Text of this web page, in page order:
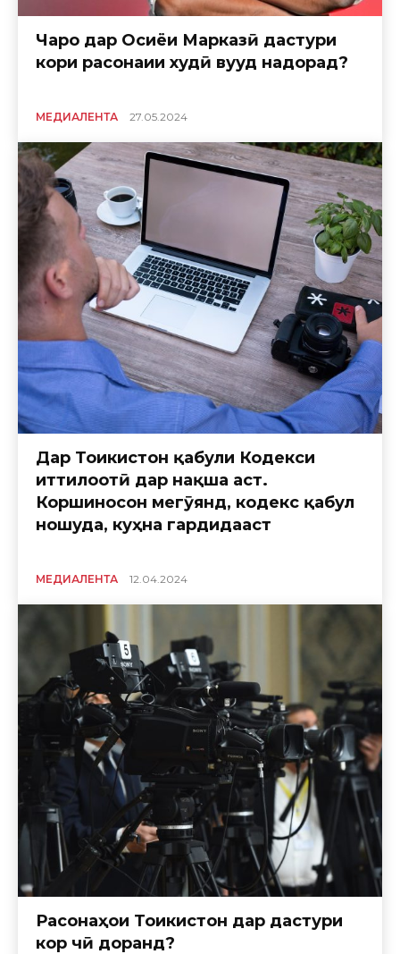
Чаро дар Осиёи Марказӣ дастури
кори расонаии худӣ вуҷуд надорад?
МЕДИАЛЕНТА 27.05.2024
Дар Тоҷикистон қабули Кодекси
иттилоотӣ дар нақша аст.
Коршиносон мегӯянд, кодекс қабул
ношуда, куҳна гардидааст
МЕДИАЛЕНТА 12.04.2024
Расонаҳои Тоҷикистон дар дастури
кор чӣ доранд?